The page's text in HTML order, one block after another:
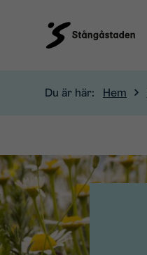
Du är här: Hem